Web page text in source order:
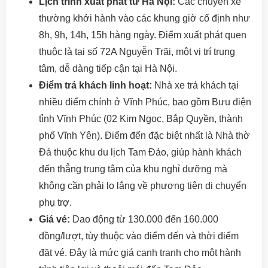
thường khởi hành vào các khung giờ cố định như
8h, 9h, 14h, 15h hàng ngày. Điểm xuất phát quen
thuộc là tại số 72A Nguyễn Trãi, một vị trí trung
tâm, dễ dàng tiếp cận tại Hà Nội.
Điểm trả khách linh hoạt: Nhà xe trả khách tại
nhiều điểm chính ở Vĩnh Phúc, bao gồm Bưu điện
tỉnh Vĩnh Phúc (02 Kim Ngọc, Bắp Quyền, thành
phố Vĩnh Yên). Điểm đến đặc biệt nhất là Nhà thờ
Đá thuộc khu du lịch Tam Đảo, giúp hành khách
đến thẳng trung tâm của khu nghỉ dưỡng mà
không cần phải lo lắng về phương tiện di chuyển
phụ trợ.
Giá vé: Dao động từ 130.000 đến 160.000
đồng/lượt, tùy thuộc vào điểm đến và thời điểm
đặt vé. Đây là mức giá cạnh tranh cho một hành